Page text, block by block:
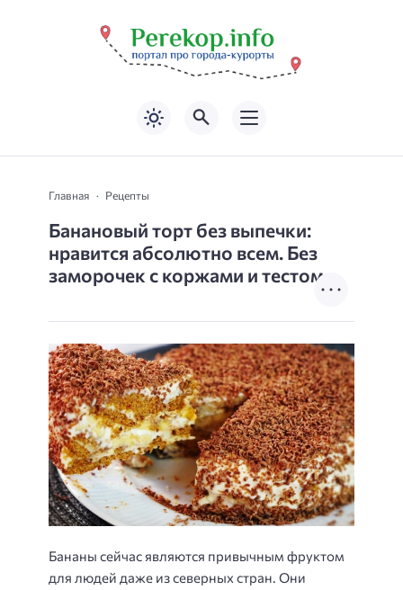
Главная Рецепты
Банановый торт без выпечки:
нравится абсолютно всем. Без
заморочек с коржами и тестом
Бананы сейчас являются привычным фруктом
для людей даже из северных стран. Они